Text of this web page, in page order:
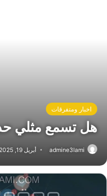
اخبار ومتفرقات
هل تسمع مثلي
admine3lami أبريل 19, 2025